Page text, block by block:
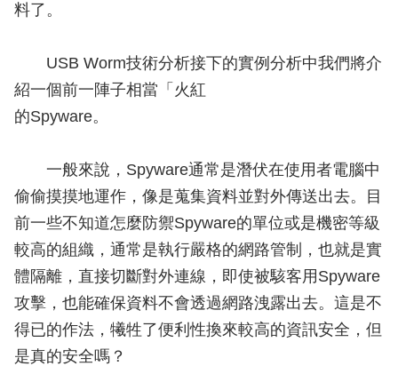
料了。
USB Worm技術分析接下的實例分析中我們將介
紹一個前一陣子相當「火紅
的Spyware。
一般來說，Spyware通常是潛伏在使用者電腦中
偷偷摸摸地運作，像是蒐集資料並對外傳送出去。目
前一些不知道怎麼防禦Spyware的單位或是機密等級
較高的組織，通常是執行嚴格的網路管制，也就是實
體隔離，直接切斷對外連線，即使被駭客用Spyware
攻擊，也能確保資料不會透過網路洩露出去。這是不
得已的作法，犧牲了便利性換來較高的資訊安全，但
是真的安全嗎？